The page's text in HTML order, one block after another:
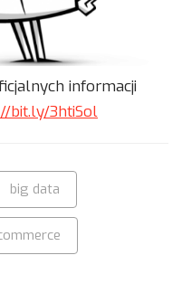
informacji
bit.ly/3htiSol
big data